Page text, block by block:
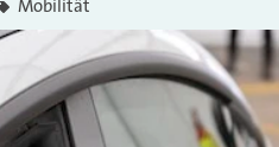
Mobilität